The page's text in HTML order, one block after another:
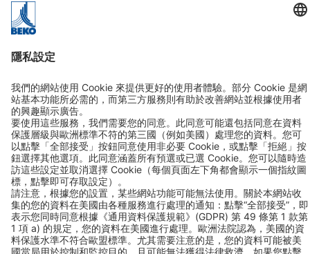
追蹤我們
加入LINE好友
© 2026 BEKO TECHNOLOGIES